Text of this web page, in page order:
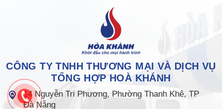
CÔNG TY TNHH THƯƠNG MẠI VÀ DỊCH VỤ
TỔNG HỢP HOÀ KHÁNH
14 Nguyễn Tri Phương, Phường Thanh Khê, TP
Đà Nẵng